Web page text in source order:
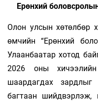
Ерөнхий
Олон улсын хөтөлбөр
өмчийн “Ерөнхий
Улаанбаатар хотод
2026 оны
шаардагдах
багтаан